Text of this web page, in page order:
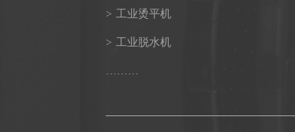
> 工业烫平机
> 工业脱水机
………